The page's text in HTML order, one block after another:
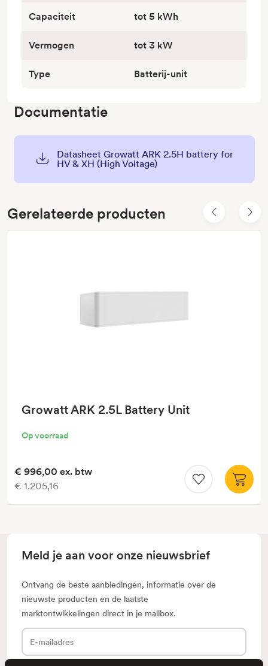
Capaciteit tot 5 kWh
Vermogen tot 3 kW
Type Batterij-unit
Documentatie
Datasheet Growatt ARK 2.5H battery for
HV & XH (High Voltage)
Gerelateerde producten
Growatt ARK 2.5L Battery Unit
Op voorraad
€ 996,00 ex. btw
€ 1.205,16
Meld je aan voor onze nieuwsbrief
Ontvang de beste aanbiedingen, informatie over de
nieuwste producten en de laatste
marktontwikkelingen direct in je mailbox.
E-
mailadres